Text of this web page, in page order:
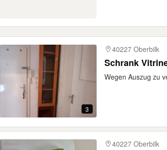
3
40227 Oberbilk
Schrank
Wegen Auszug zu
40227 Oberbilk